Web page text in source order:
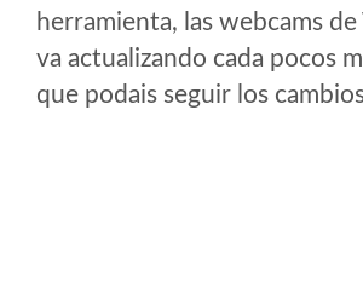
herramienta, las webcams de
va actualizando cada pocos
que podais seguir los